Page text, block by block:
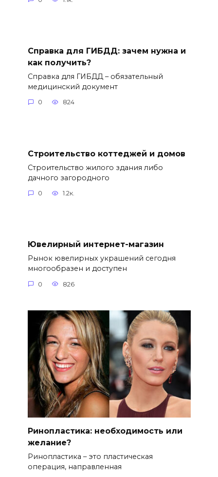
Справка для ГИБДД: зачем нужна и
как получить?
Справка для ГИБДД – обязательный
медицинский документ
0 824
Строительство коттеджей и домов
Строительство жилого здания либо
дачного загородного
0 1.2к.
Ювелирный интернет-магазин
Рынок ювелирных украшений сегодня
многообразен и доступен
0 826
Ринопластика: необходимость или
желание?
Ринопластика – это пластическая
операция, направленная